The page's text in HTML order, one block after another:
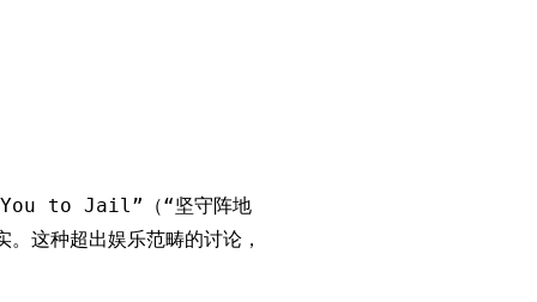
You to Jail”（“坚守阵地
这种超出娱乐范畴的讨论，